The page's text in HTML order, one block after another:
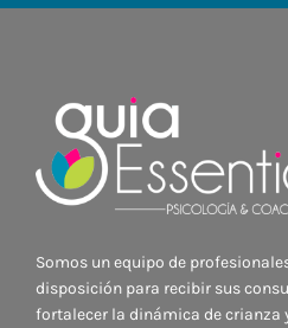
Somos un equipo de
disposición para recibir sus
fortalecer la dinámica de crianza